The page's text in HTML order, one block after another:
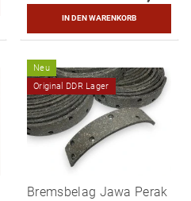
Neu
Original DDR Lager
Bremsbelag Jawa Perak